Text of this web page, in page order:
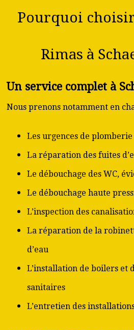
Pourquoi
Rimas à
Un service complet à
Nous prenons notamment en
Les urgences de plomberie
La réparation des fuites
Le débouchage des WC,
Le débouchage haute
L’inspection des
La réparation de la
d’eau
L’installation de boilers et
sanitaires
L’entretien des